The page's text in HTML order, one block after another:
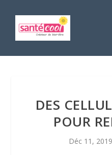
DES
POUR
Déc 11, 2019